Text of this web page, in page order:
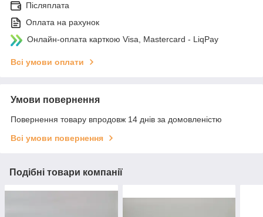
Післяплата
Оплата на рахунок
Онлайн-оплата карткою Visa, Mastercard - LiqPay
Всі умови оплати
Умови повернення
Повернення товару впродовж 14 днів за домовленістю
Всі умови повернення
Подібні товари компанії